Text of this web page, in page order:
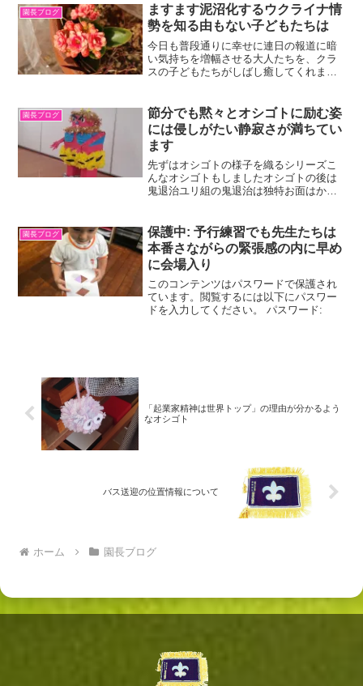
始めます。梅雨明けはまだ先のようです
が木陰は涼しく、お部屋で...
園長ブログ
ますます泥沼化するウクライナ情
勢を知る由もない子どもたちは
今日も普段通りに幸せに連日の報道に暗
い気持ちを増幅させる大人たちを、クラ
スの子どもたちがしばし癒してくれま
友人の神父さんから援助要請が届きまし
た。私たちもウクライナの人々...
園長ブログ
節分でも黙々とオシゴトに励む姿
には侵しがたい静寂さが満ちてい
ます
先ずはオシゴトの様子を織るシリーズこ
んなオシゴトもしましたオシゴトの後は
鬼退治ユリ組の鬼退治は独特お面はかぶ
ズのみんなもほんもののまめではなかっ
たけどたのしいでし...
園長ブログ
保護中: 予行練習でも先生たちは
本番さながらの緊張感の内に早め
に会場入り
このコンテンツはパスワードで保護され
ています。閲覧するには以下にパスワー
ドを入力してください。 パスワード:
「起業家精神は世界トップ」の理由が分かるよう
なオシゴト
バス送迎の位置情報について
ホーム 園長ブログ